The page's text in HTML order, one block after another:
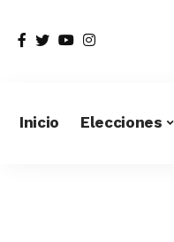
Inicio Elecciones